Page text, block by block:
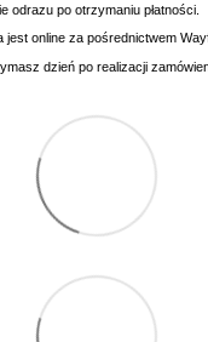
odrazu po otrzymaniu płatności.
jest online za pośrednictwem
dzień po realizacji